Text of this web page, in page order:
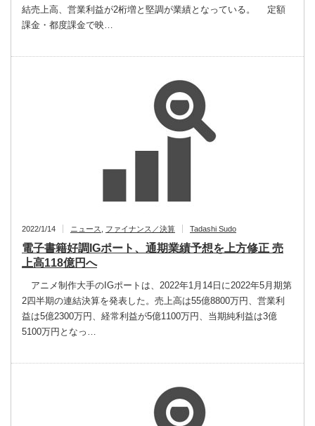
結売上高、営業利益が2桁増と堅調が業績となっている。 定額
課金・都度課金で映…
2022/1/14 ニュース ファイナンス／決算 Tadashi Sudo
電子書籍好調IGポート、通期業績予想を上方修正 売
上高118億円へ
アニメ制作大手のIGポートは、2022年1月14日に2022年5月期第
2四半期の連結決算を発表した。売上高は55億8800万円、営業利
益は5億2300万円、経常利益が5億1100万円、当期純利益は3億
5100万円となっ…